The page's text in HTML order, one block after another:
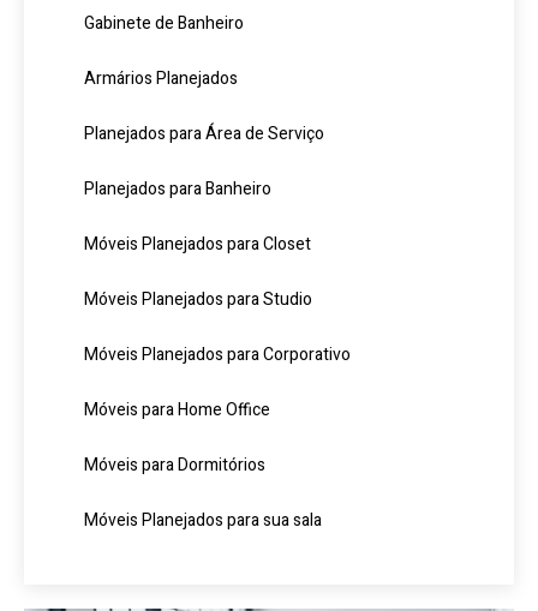
Gabinete de Banheiro
Armários Planejados
Planejados para Área de Serviço
Planejados para Banheiro
Móveis Planejados para Closet
Móveis Planejados para Studio
Móveis Planejados para Corporativo
Móveis para Home Office
Móveis para Dormitórios
Móveis Planejados para sua sala